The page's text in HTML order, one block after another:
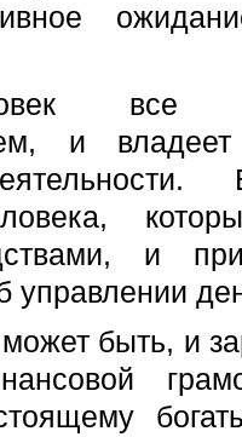
все
и
и
управлении
быть, и